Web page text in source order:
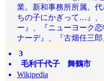
業。新和事務所所属。
ちの子にかぎって…』、
ー』、『ニューヨーク
ナーデ』、『古畑任三郎
3
毛利千代子 舞鶴市
Wikipedia